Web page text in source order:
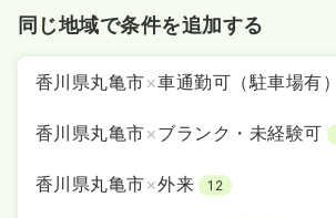
同じ地域で条件を追加する
香川県丸亀市×車通勤可（駐車場有）
香川県丸亀市×ブランク・未経験可
香川県丸亀市×外来 12